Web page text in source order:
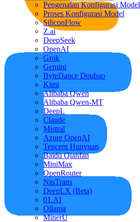
Pengenalan Konfigurasi Model
Proses Konfigurasi Model
SiliconFlow
Z.ai
DeepSeek
OpenAI
Grok
Gemini
ByteDance Doubao
Kimi
Alibaba Qwen
Alibaba Qwen-MT
DeepL
Claude
Mistral
Azure OpenAI
Tencent Hunyuan
Baidu Qianfan
MiniMax
OpenRouter
NiuTrans
DeepLX (Beta)
01.AI
Ollama
MinerU